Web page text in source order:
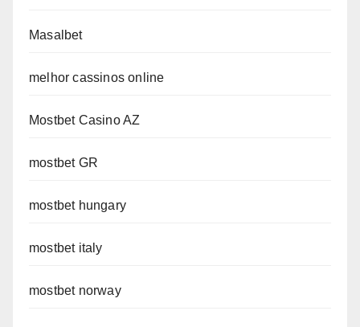
Masalbet
melhor cassinos online
Mostbet Casino AZ
mostbet GR
mostbet hungary
mostbet italy
mostbet norway